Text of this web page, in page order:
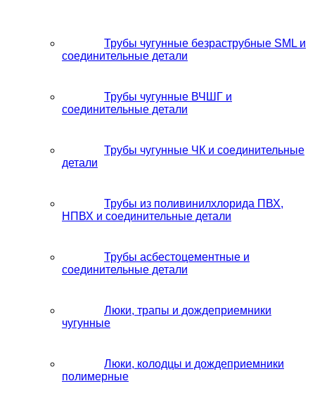
Трубы чугунные безраструбные SML и
соединительные детали
Трубы чугунные ВЧШГ и
соединительные детали
Трубы чугунные ЧК и соединительные
детали
Трубы из поливинилхлорида ПВХ,
НПВХ и соединительные детали
Трубы асбестоцементные и
соединительные детали
Люки, трапы и дождеприемники
чугунные
Люки, колодцы и дождеприемники
полимерные